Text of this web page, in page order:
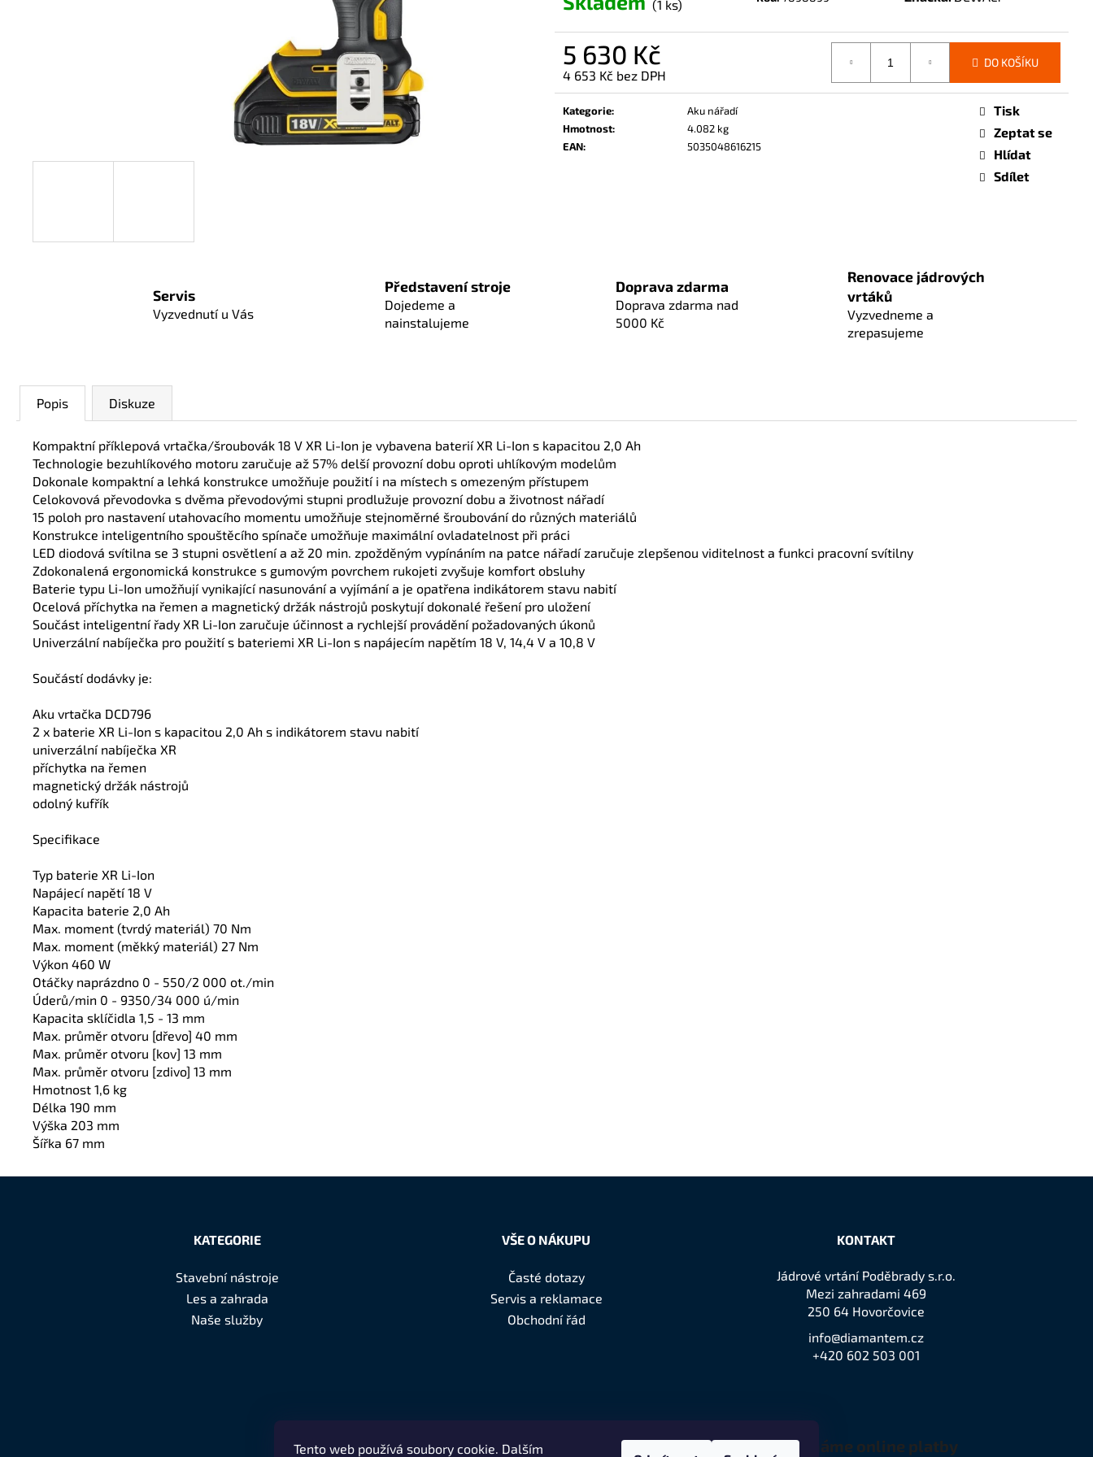
Tento web používá soubory cookie. Dalším
(1 ks)
5 630 Kč
4 653 Kč bez DPH
Měrná
cena:
DO KOŠÍKU
Kategorie:
Aku nářadí
Hmotnost:
4.082 kg
EAN: 5035048616215
Tisk
Zeptat se
Hlídat
Sdílet
Servis
Vyzvednutí u Vás
Představení stroje
Dojedeme a
nainstalujeme
Doprava zdarma
Doprava zdarma nad
5000 Kč
Renovace jádrových
vrtáků
Vyzvedneme a
zrepasujeme
Popis Diskuze
Kompaktní příklepová vrtačka/šroubovák 18 V XR Li-Ion je vybavena baterií XR Li-Ion s kapacitou 2,0 Ah
Technologie bezuhlíkového motoru zaručuje až 57% delší provozní dobu oproti uhlíkovým modelům
Dokonale kompaktní a lehká konstrukce umožňuje použití i na místech s omezeným přístupem
Celokovová převodovka s dvěma převodovými stupni prodlužuje provozní dobu a životnost nářadí
15 poloh pro nastavení utahovacího momentu umožňuje stejnoměrné šroubování do různých materiálů
Konstrukce inteligentního spouštěcího spínače umožňuje maximální ovladatelnost při práci
LED diodová svítilna se 3 stupni osvětlení a až 20 min. zpožděným vypínáním na patce nářadí zaručuje zlepšenou viditelnost a funkci pracovní svítilny
Zdokonalená ergonomická konstrukce s gumovým povrchem rukojeti zvyšuje komfort obsluhy
Baterie typu Li-Ion umožňují vynikající nasunování a vyjímání a je opatřena indikátorem stavu nabití
Ocelová příchytka na řemen a magnetický držák nástrojů poskytují dokonalé řešení pro uložení
Součást inteligentní řady XR Li-Ion zaručuje účinnost a rychlejší provádění požadovaných úkonů
Univerzální nabíječka pro použití s bateriemi XR Li-Ion s napájecím napětím 18 V, 14,4 V a 10,8 V
Součástí dodávky je:
Aku vrtačka DCD796
2 x baterie XR Li-Ion s kapacitou 2,0 Ah s indikátorem stavu nabití
univerzální nabíječka XR
příchytka na řemen
magnetický držák nástrojů
odolný kufřík
Specifikace
Typ baterie XR Li-Ion
Napájecí napětí 18 V
Kapacita baterie 2,0 Ah
Max. moment (tvrdý materiál) 70 Nm
Max. moment (měkký materiál) 27 Nm
Výkon 460 W
Otáčky naprázdno 0 - 550/2 000 ot./min
Úderů/min 0 - 9350/34 000 ú/min
Kapacita sklíčidla 1,5 - 13 mm
Max. průměr otvoru [dřevo] 40 mm
Max. průměr otvoru [kov] 13 mm
Max. průměr otvoru [zdivo] 13 mm
Hmotnost 1,6 kg
Délka 190 mm
Výška 203 mm
Šířka 67 mm
KATEGORIE
Stavební nástroje
Les a zahrada
Naše služby
VŠE O NÁKUPU
Časté dotazy
Servis a reklamace
Obchodní řád
KONTAKT
Jádrové vrtání Poděbrady s.r.o.
Mezi zahradami 469
250 64 Hovorčovice
info@diamantem.cz
+420 602 503 001
Přijímáme online platby